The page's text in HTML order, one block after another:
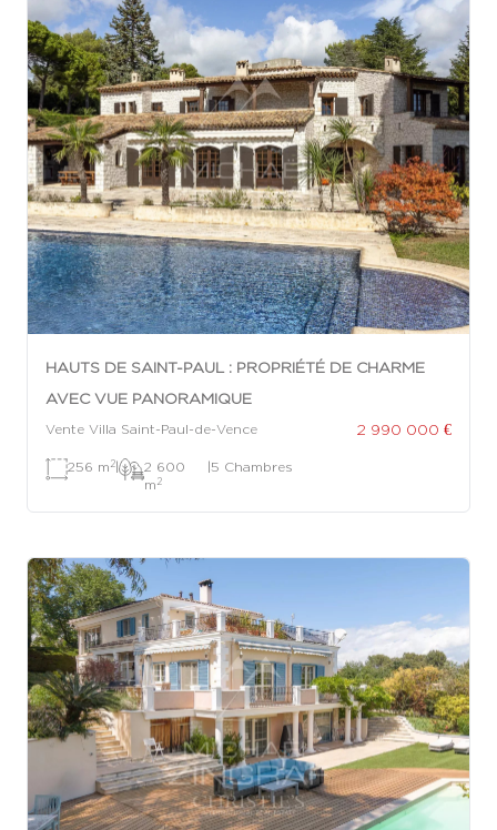
HAUTS DE SAINT-PAUL : PROPRIÉTÉ DE CHARME
AVEC VUE PANORAMIQUE
Vente Villa Saint-Paul-de-Vence 2 990 000 €
256 m 2|
2 600
m 2
|5 Chambres